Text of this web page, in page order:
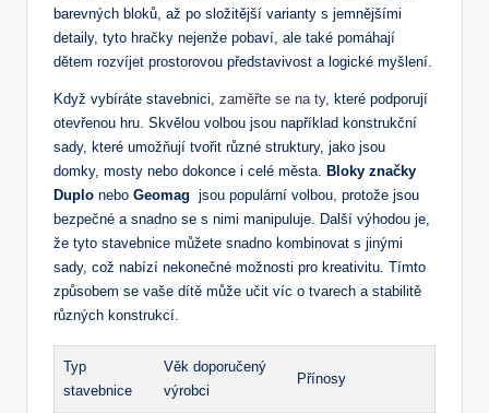
barevných bloků, až po‍ složitější varianty s jemnějšími
detaily,⁢ tyto hračky nejenže ‍pobaví, ale také pomáhají
dětem rozvíjet prostorovou představivost a logické myšlení.
Když‌ vybíráte stavebnici, zaměřte se na ty, které podporují
otevřenou hru. Skvělou‌ volbou jsou například konstrukční
‍sady,⁤ které umožňují tvořit různé struktury, jako ⁤jsou
‍domky, mosty nebo ‌dokonce i celé města. Bloky značky
‌Duplo nebo‌ Geomag ‍ jsou populární volbou, ​protože jsou
‍bezpečné a snadno se s nimi manipuluje. Další výhodou je,⁣
že tyto stavebnice můžete snadno kombinovat s jinými
sady, což nabízí nekonečné ​možnosti pro⁣ kreativitu. ⁣Tímto
způsobem se vaše dítě může učit ‌víc o tvarech ⁢a ⁤stabilitě
různých konstrukcí.
Typ
stavebnice
Věk doporučený
výrobci
Přínosy